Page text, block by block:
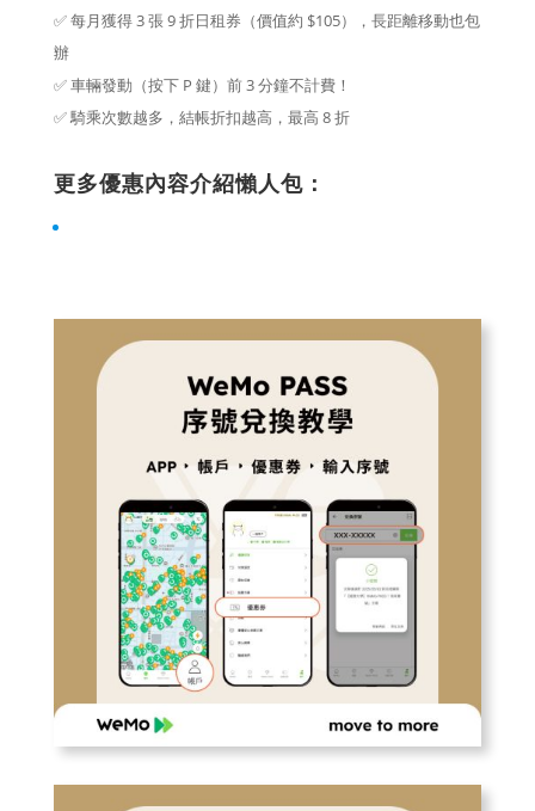
✅ 每月獲得 3 張 9 折日租券（價值約 $105），長距離移動也包
辦
✅ 車輛發動（按下 P 鍵）前 3 分鐘不計費！
✅ 騎乘次數越多，結帳折扣越高，最高 8 折
更多優惠內容介紹懶人包：